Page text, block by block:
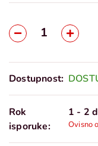
Dostupnost:
Rok
isporuke:
1 - 2
Ovisno